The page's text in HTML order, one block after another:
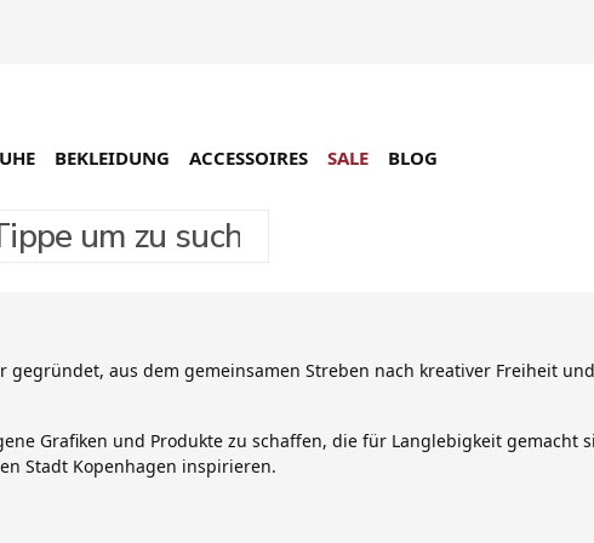
suchen
BEKLEIDUNG ACCESSOIRES SALE BLOG
aus dem gemeinsamen Streben nach kreativer Freiheit und
Grafiken und Produkte zu schaffen, die für Langlebigkeit gemacht
Stadt Kopenhagen inspirieren.